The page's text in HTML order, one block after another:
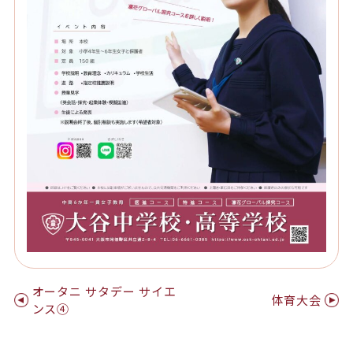
オータニ サタデー サイエ
ンス④
体育大会